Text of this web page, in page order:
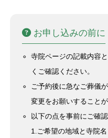
お申し込みの前に
寺院ページの記載内容と
くご確認ください。
ご予約後に急なご葬儀
変更をお願いすることが
以下の点を事前にご確認
1.ご希望の地域と寺院名